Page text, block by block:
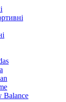
Balance